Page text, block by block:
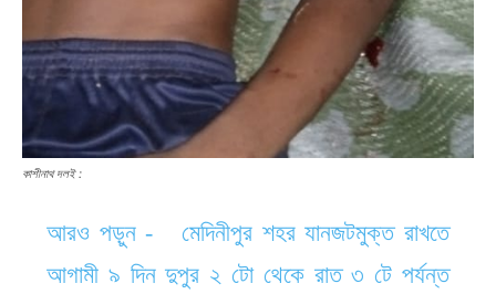
কাশীনাথ দলই :
আরও পড়ুন -
মেদিনীপুর শহর যানজটমুক্ত রাখতে
আগামী ৯ দিন দুপুর ২ টো থেকে রাত ৩ টে পর্যন্ত